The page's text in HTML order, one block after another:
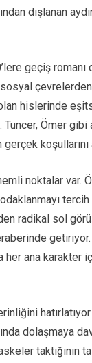
dışlanan
geçiş
olan hislerinde
Ömer gibi
noktalar var.
radikal sol
getiriyor.
ana karakter
dolaşmaya